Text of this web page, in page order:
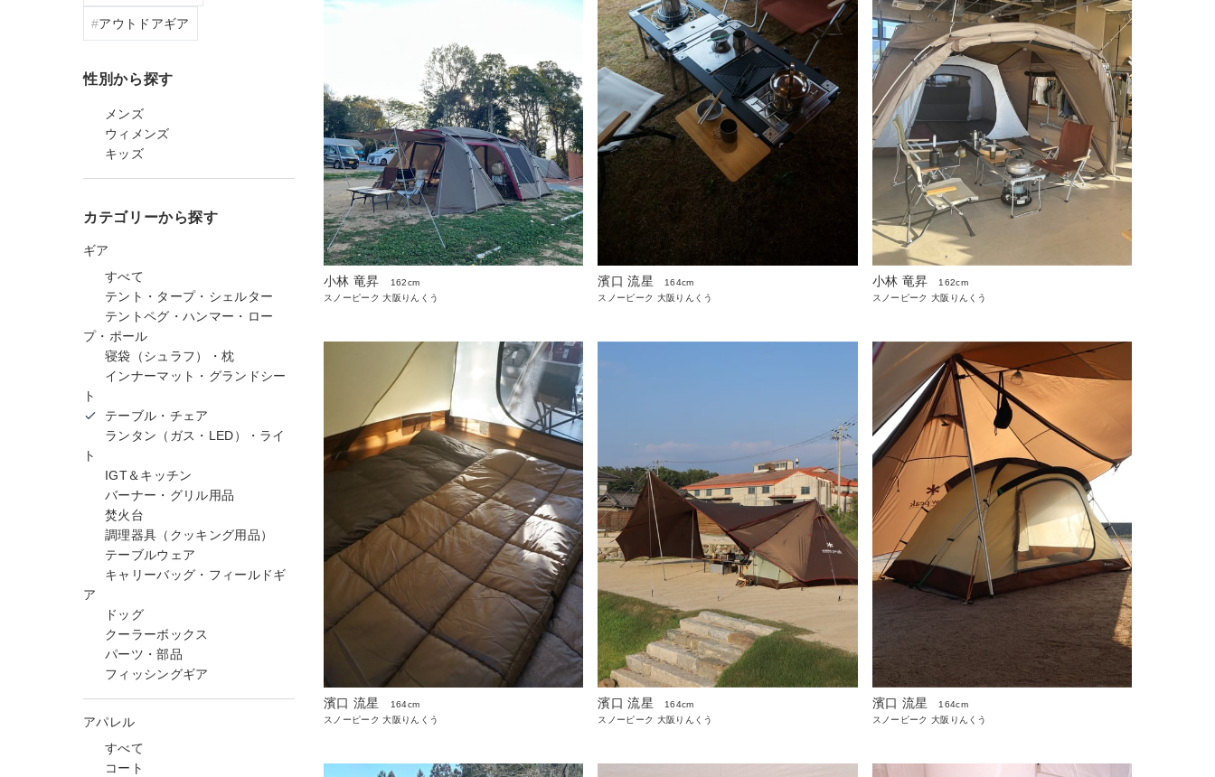
アウトドアギア
性別から探す
メンズ
ウィメンズ
キッズ
カテゴリーから探す
ギア
すべて
テント・タープ・シェルター
テントペグ・ハンマー・ロー
プ・ポール
寝袋（シュラフ）・枕
インナーマット・グランドシー
ト
テーブル・チェア
ランタン（ガス・LED）・ライ
ト
IGT＆キッチン
バーナー・グリル用品
焚火台
調理器具（クッキング用品）
テーブルウェア
キャリーバッグ・フィールドギ
ア
ドッグ
クーラーボックス
パーツ・部品
フィッシングギア
アパレル
すべて
コート
小林 竜昇
162cm
スノーピーク 大阪りんくう
濱口 流星
164cm
スノーピーク 大阪りんくう
小林 竜昇
162cm
スノーピーク 大阪りんくう
濱口 流星
164cm
スノーピーク 大阪りんくう
濱口 流星
164cm
スノーピーク 大阪りんくう
濱口 流星
164cm
スノーピーク 大阪りんくう